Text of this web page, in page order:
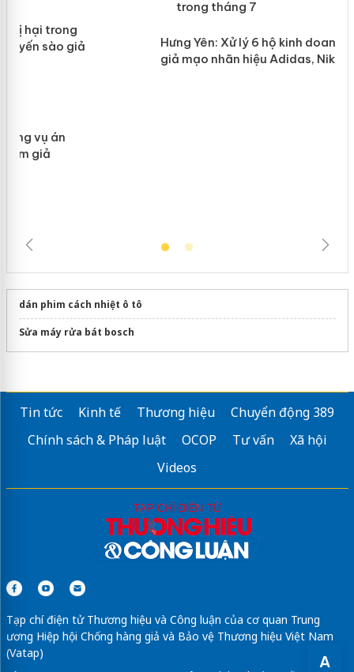
A
mại trong tháng 7
dán phim cách nhiệt ô tô
Sửa máy rửa bát bosch
Tin tức Kinh tế Thương hiệu
Chuyển động 389
Chính sách & Pháp luật
OCOP Tư vấn
Xã hội
Videos
Tạp chí điện tử Thương hiệu và Công luận của cơ quan Trung
ương Hiệp hội Chống hàng giả và Bảo vệ Thương hiệu Việt Nam
(Vatap)